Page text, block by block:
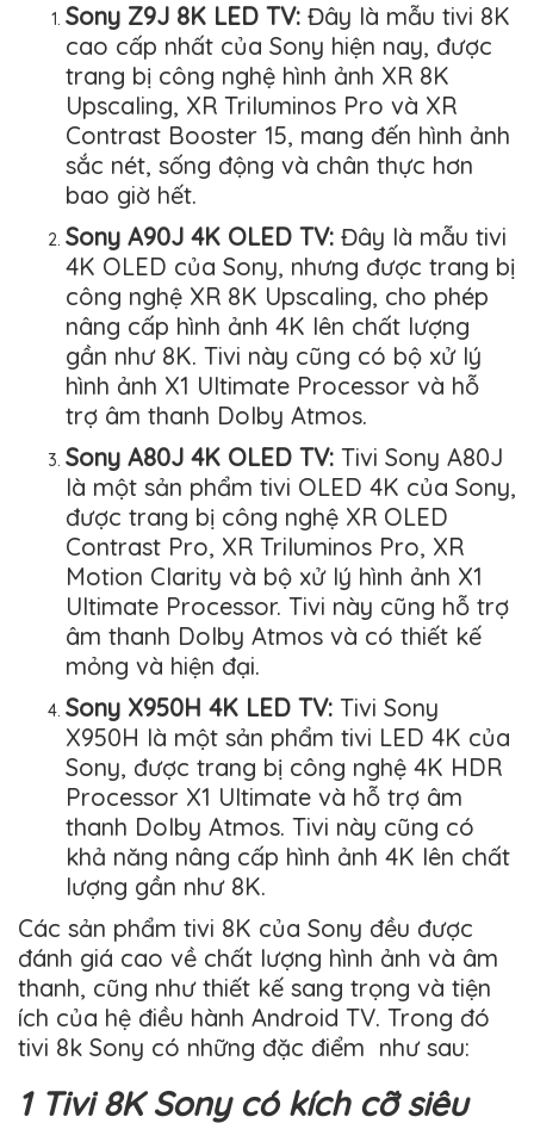
Sony Z9J 8K LED TV: Đây là mẫu tivi 8K
cao cấp nhất của Sony hiện nay, được
trang bị công nghệ hình ảnh XR 8K
Upscaling, XR Triluminos Pro và XR
Contrast Booster 15, mang đến hình ảnh
sắc nét, sống động và chân thực hơn
bao giờ hết.
Sony A90J 4K OLED TV: Đây là mẫu tivi
4K OLED của Sony, nhưng được trang bị
công nghệ XR 8K Upscaling, cho phép
nâng cấp hình ảnh 4K lên chất lượng
gần như 8K. Tivi này cũng có bộ xử lý
hình ảnh X1 Ultimate Processor và hỗ
trợ âm thanh Dolby Atmos.
Sony A80J 4K OLED TV: Tivi Sony A80J
là một sản phẩm tivi OLED 4K của Sony,
được trang bị công nghệ XR OLED
Contrast Pro, XR Triluminos Pro, XR
Motion Clarity và bộ xử lý hình ảnh X1
Ultimate Processor. Tivi này cũng hỗ trợ
âm thanh Dolby Atmos và có thiết kế
mỏng và hiện đại.
Sony X950H 4K LED TV: Tivi Sony
X950H là một sản phẩm tivi LED 4K của
Sony, được trang bị công nghệ 4K HDR
Processor X1 Ultimate và hỗ trợ âm
thanh Dolby Atmos. Tivi này cũng có
khả năng nâng cấp hình ảnh 4K lên chất
lượng gần như 8K.
Các sản phẩm tivi 8K của Sony đều được
đánh giá cao về chất lượng hình ảnh và âm
thanh, cũng như thiết kế sang trọng và tiện
ích của hệ điều hành Android TV. Trong đó
tivi 8k Sony có những đặc điểm như sau:
1 Tivi 8K Sony có kích cỡ siêu